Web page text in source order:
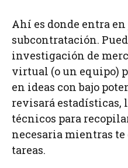
Ahí es donde entra
subcontratación.
investigación de
virtual (o un equipo)
en ideas con bajo
revisará estadísticas,
técnicos para
necesaria mientras
tareas.